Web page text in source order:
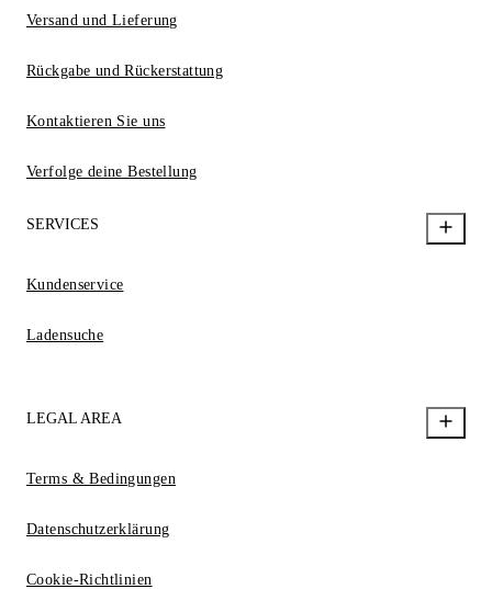
Versand und Lieferung
Rückgabe und Rückerstattung
Kontaktieren Sie uns
Verfolge deine Bestellung
SERVICES
Kundenservice
Ladensuche
LEGAL AREA
Terms & Bedingungen
Datenschutzerklärung
Cookie-Richtlinien